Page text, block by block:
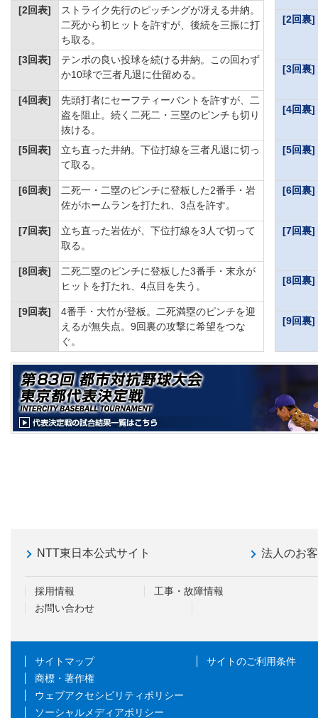
[2回表]
ストライク先行のピッチングが冴える井納。
二死から初ヒットを許すが、後続を三振に打
ち取る。
[3回表]
テンポの良い投球を続ける井納。この回わず
か10球で三者凡退に仕留める。
[4回表]
先頭打者にセーフティーバントを許すが、二
盗を阻止。続く二死二・三塁のピンチも切り
抜ける。
[5回表]
立ち直った井納。下位打線を三者凡退に切っ
て取る。
[6回表]
二死一・二塁のピンチに登板した2番手・岩
佐がホームランを打たれ、3点を許す。
[7回表]
立ち直った岩佐が、下位打線を3人で切って
取る。
[8回表]
二死二塁のピンチに登板した3番手・末永が
ヒットを打たれ、4点目を失う。
[9回表]
4番手・大竹が登板。二死満塁のピンチを迎
えるが無失点。9回裏の攻撃に希望をつな
ぐ。
[2回裏]
[3回裏]
[4回裏]
[5回裏]
[6回裏]
[7回裏]
[8回裏]
[9回裏]
NTT東日本公式サイト 法人のお
採用情報
工事・故障情報
お問い合わせ
サイトマップ
サイトのご利用条件
商標・著作権
ウェブアクセシビリティポリシー
ソーシャルメディアポリシー